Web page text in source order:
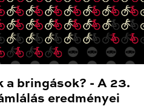
a bringások? - A 23.
eredményei